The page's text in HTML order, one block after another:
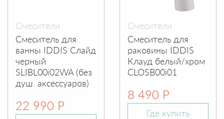
Смесители
Смеситель для
ванны IDDIS Слайд
черный
SLIBL00i02WA (без
душ. аксессуаров)
22 990 Р
Смесители
Смеситель для
раковины IDDIS
Клауд белый/хром
CLOSB00i01
8 490 Р
Где купить